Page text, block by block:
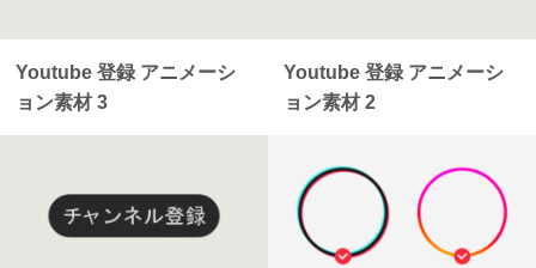
Youtube 登録 アニメーシ
ョン素材 3
Youtube 登録 アニメーシ
ョン素材 2